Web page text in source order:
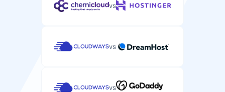
vs
vs
vs